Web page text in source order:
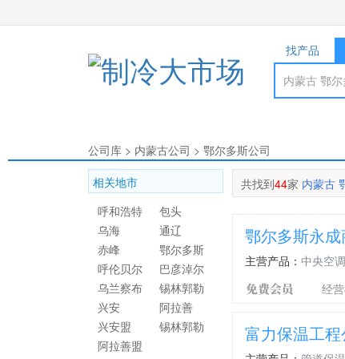
找产品
公司库 > 内蒙古公司 > 鄂尔多斯公司
共找到44家 内蒙古
鄂尔多斯永
主营产品： 中央空
经
富力保温工
相关地市
呼和浩特
包头
乌海
通辽
赤峰
鄂尔多斯
呼伦贝尔
巴彦淖尔
乌兰察布
锡林郭勒
兴安
阿拉善
兴安盟
锡林郭勒
阿拉善盟